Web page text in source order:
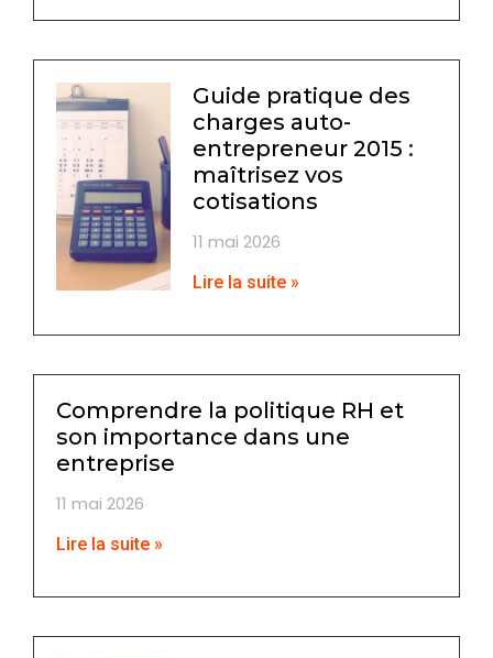
Guide pratique des
charges auto-
entrepreneur 2015 :
maîtrisez vos
cotisations
11 mai 2026
Lire la suite »
Comprendre la politique RH et
son importance dans une
entreprise
11 mai 2026
Lire la suite »